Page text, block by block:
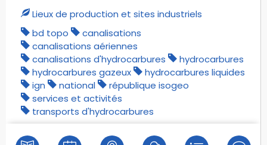
périodes de fermeture des routes
quais
quartiers
québec
remarquables
reservoirs de matières industrielles
restaurant
restaurant d'entreprise
Lieux de production et sites industriels
bd topo
canalisations
canalisations aériennes
canalisations d'hydrocarbures
hydrocarbures
hydrocarbures gazeux
hydrocarbures liquides
ign
national
république isogeo
services et activités
transports d'hydrocarbures